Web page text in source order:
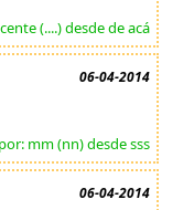
(....) desde de acá
06-04-2014
mm (nn) desde sss
06-04-2014